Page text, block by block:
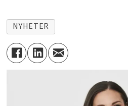
NYHETER